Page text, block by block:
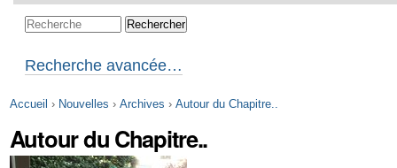
navigation
Recherche avancée…
Accueil › Nouvelles › Archives › Autour du Chapitre..
Autour du Chapitre..